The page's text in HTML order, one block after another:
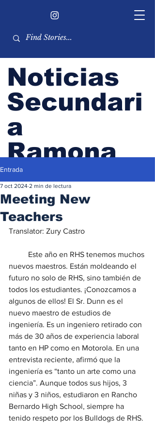
Noticias
Secundari
a
Ramona
Boletín del alumnado de RHS
Entrada
Meeting New
Teachers
7 oct 2024 2 min de lectura
Translator: Zury Castro
nuevos maestros. Están moldeando el
futuro no solo de RHS, sino también de
todos los estudiantes. ¡Conozcamos a
algunos de ellos! El Sr. Dunn es el
nuevo maestro de estudios de
ingeniería. Es un ingeniero retirado con
más de 30 años de experiencia laboral
tanto en HP como en Motorola. En una
entrevista reciente, afirmó que la
ingeniería es “tanto un arte como una
ciencia”. Aunque todos sus hijos, 3
niñas y 3 niños, estudiaron en Rancho
Bernardo High School, siempre ha
tenido respeto por los Bulldogs de RHS.